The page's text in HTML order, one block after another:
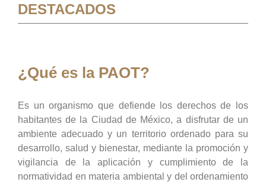
DESTACADOS
¿Qué es la PAOT?
Es un organismo que defiende los derechos de los
habitantes de la Ciudad de México, a disfrutar de un
ambiente adecuado y un territorio ordenado para su
desarrollo, salud y bienestar, mediante la promoción y
vigilancia de la aplicación y cumplimiento de la
normatividad en materia ambiental y del ordenamiento